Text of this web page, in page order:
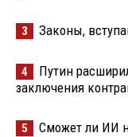
3 Законы,
4
Путин
заключения
5 Сможет ли ИИ